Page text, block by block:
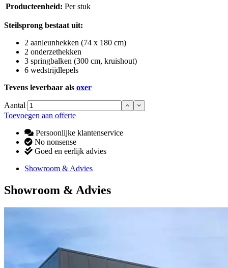
Producteenheid: Per stuk
Steilsprong bestaat uit:
2 aanleunhekken (74 x 180 cm)
2 onderzethekken
3 springbalken (300 cm, kruishout)
6 wedstrijdlepels
Tevens leverbaar als oxer
Aantal
Toevoegen aan offerte
Persoonlijke klantenservice
No nonsense
Goed en eerlijk advies
Showroom & Advies
Showroom & Advies